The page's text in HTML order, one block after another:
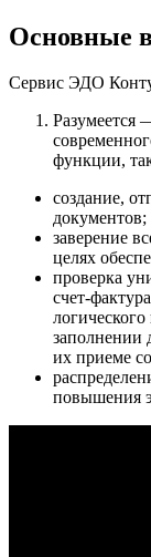
Основные
Сервис ЭДО
Разумеется
функции,
создание,
документов;
заверение
целях
проверка
счет-
заполнении
их приеме
повышения